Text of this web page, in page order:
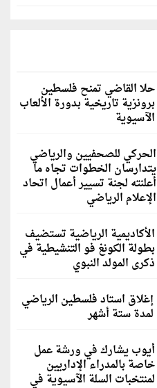
حلا القاضي تمنح فلسطين
برونزية تاريخية بدورة الألعاب
الآسيوية
الحركي للصحفيين والرياضي
يتدارسان الخطوات تجاه ما
أعلنته لجنة تسيير أعمال اتحاد
الإعلام الرياضي
الأكاديمية الرياضية تستضيف
بطولة الكونغ فو التنشيطية في
ذكرى المولد النبوي
إغلاق استاد فلسطين الرياضي
لمدة ستة أشهر
أيوب يشارك في ورشة عمل
خاصة بالمدراء الإداريين
لمنتخبات السلة الآسيوية في